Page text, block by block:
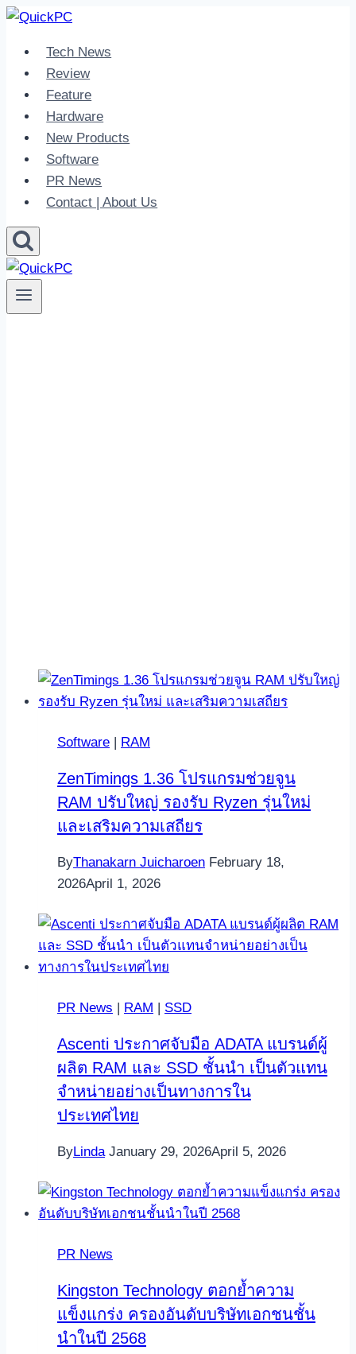
Skip
contentTech News
Review
Feature
Hardware
New Products
Software
PR News
Contact | About Us
Software | RAM
ZenTimings 1.36 โปรแกรมช่วยจูน
RAM ปรับใหญ่ รองรับ Ryzen รุ่นใหม่
และเสริมความเสถียร
ByThanakarn Juicharoen February 18,
2026April 1, 2026
PR News | RAM | SSD
Ascenti ประกาศจับมือ ADATA แบรนด์ผู้
ผลิต RAM และ SSD ชั้นนำ เป็นตัวแทน
จำหน่ายอย่างเป็นทางการใน
ประเทศไทย
ByLinda January 29, 2026April 5, 2026
PR News
Kingston Technology ตอกย้ำความ
แข็งแกร่ง ครองอันดับบริษัทเอกชนชั้น
นำในปี 2568